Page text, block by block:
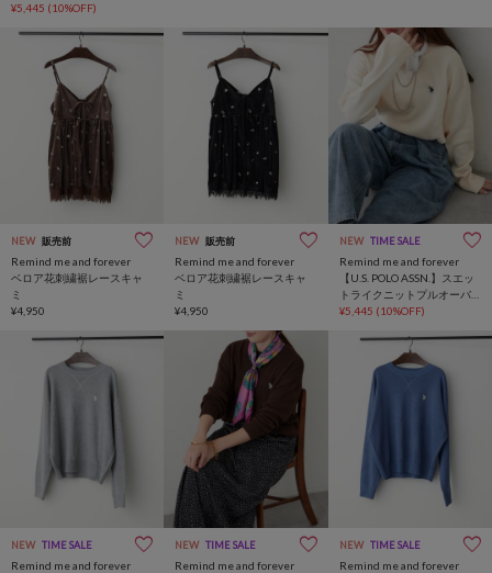
¥5,445 (10%OFF)
NEW 販売前
Remind me and forever
ベロア花刺繍裾レースキャ
ミ
¥4,950
NEW 販売前
Remind me and forever
ベロア花刺繍裾レースキャ
ミ
¥4,950
NEW TIME SALE
Remind me and forever
【U.S. POLO ASSN.】スエッ
トライクニットプルオーバ
ー
¥5,445 (10%OFF)
NEW TIME SALE
Remind me and forever
NEW TIME SALE
Remind me and forever
NEW TIME SALE
Remind me and forever